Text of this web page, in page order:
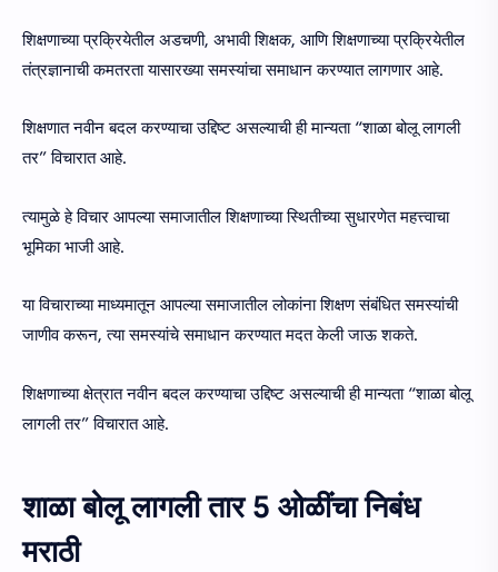
शिक्षणाच्या प्रक्रियेतील अडचणी, अभावी शिक्षक, आणि शिक्षणाच्या प्रक्रियेतील
तंत्रज्ञानाची कमतरता यासारख्या समस्यांचा समाधान करण्यात लागणार आहे.
शिक्षणात नवीन बदल करण्याचा उद्दिष्ट असल्याची ही मान्यता “शाळा बोलू लागली
तर” विचारात आहे.
त्यामुळे हे विचार आपल्या समाजातील शिक्षणाच्या स्थितीच्या सुधारणेत महत्त्वाचा
भूमिका भाजी आहे.
या विचाराच्या माध्यमातून आपल्या समाजातील लोकांना शिक्षण संबंधित समस्यांची
जाणीव करून, त्या समस्यांचे समाधान करण्यात मदत केली जाऊ शकते.
शिक्षणाच्या क्षेत्रात नवीन बदल करण्याचा उद्दिष्ट असल्याची ही मान्यता “शाळा बोलू
लागली तर” विचारात आहे.
शाळा बोलू लागली तार 5 ओळींचा निबंध
मराठी